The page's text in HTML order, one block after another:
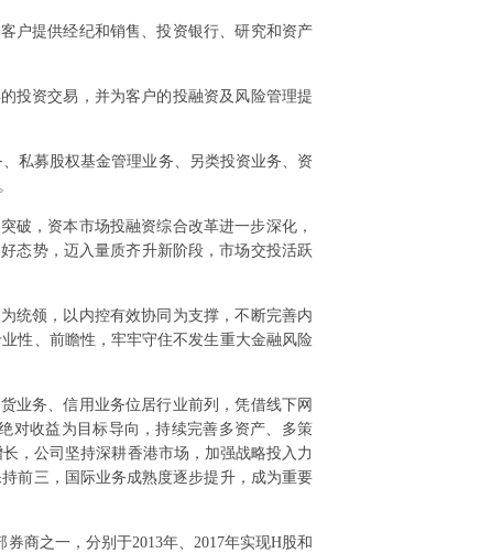
户提供经纪和销售、投资银行、研究和资产
投资交易，并为客户的投融资及风险管理提
私募股权基金管理业务、另类投资业务、资
破，资本市场投融资综合改革进一步深化，
态势，迈入量质齐升新阶段，市场交投活跃
统领，以内控有效协同为支撑，不断完善内
性、前瞻性，牢牢守住不发生重大金融风险
业务、信用业务位居行业前列，凭借线下网
对收益为目标导向，持续完善多资产、多策
，公司坚持深耕香港市场，加强战略投入力
前三，国际业务成熟度逐步提升，成为重要
商之一，分别于2013年、2017年实现H股和